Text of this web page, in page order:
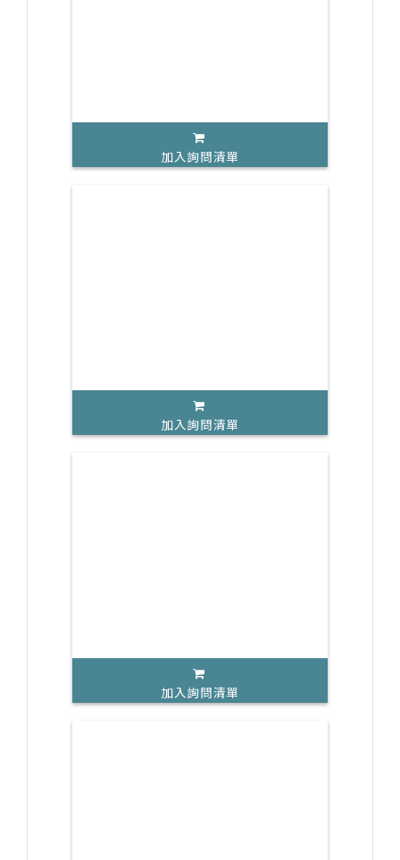
加入詢問清單
加入詢問清單
加入詢問清單